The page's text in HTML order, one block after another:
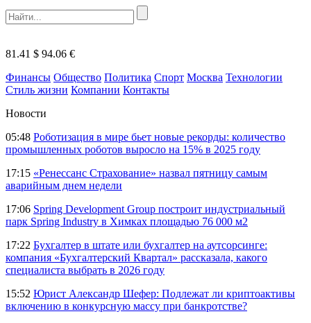
81.41 $ 94.06 €
Финансы Общество Политика Спорт Москва Технологии
Стиль жизни Компании Контакты
Новости
05:48 Роботизация в мире бьет новые рекорды: количество
промышленных роботов выросло на 15% в 2025 году
17:15 «Ренессанс Страхование» назвал пятницу самым
аварийным днем недели
17:06 Spring Development Group построит индустриальный
парк Spring Industry в Химках площадью 76 000 м2
17:22 Бухгалтер в штате или бухгалтер на аутсорсинге:
компания «Бухгалтерский Квартал» рассказала, какого
специалиста выбрать в 2026 году
15:52 Юрист Александр Шефер: Подлежат ли криптоактивы
включению в конкурсную массу при банкротстве?